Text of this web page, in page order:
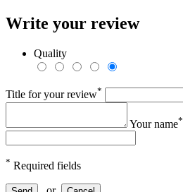
Write your review
Quality
Title for your review*
Your name*
* Required fields